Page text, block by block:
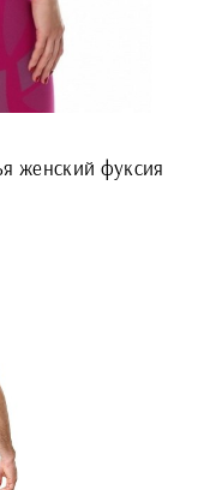
женский фуксия